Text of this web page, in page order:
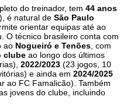
do treinador, tem 44 anos
), é natural de São Paulo
orientar equipas até ao
O técnico brasileiro conta com
ao Nogueiró e Tenões , com
clube ao longo dos últimos
2022/2023 (23 jogos, 10
e ainda em 2024/2025
ao FC Famalicão). Também
jovens do clube, incluindo